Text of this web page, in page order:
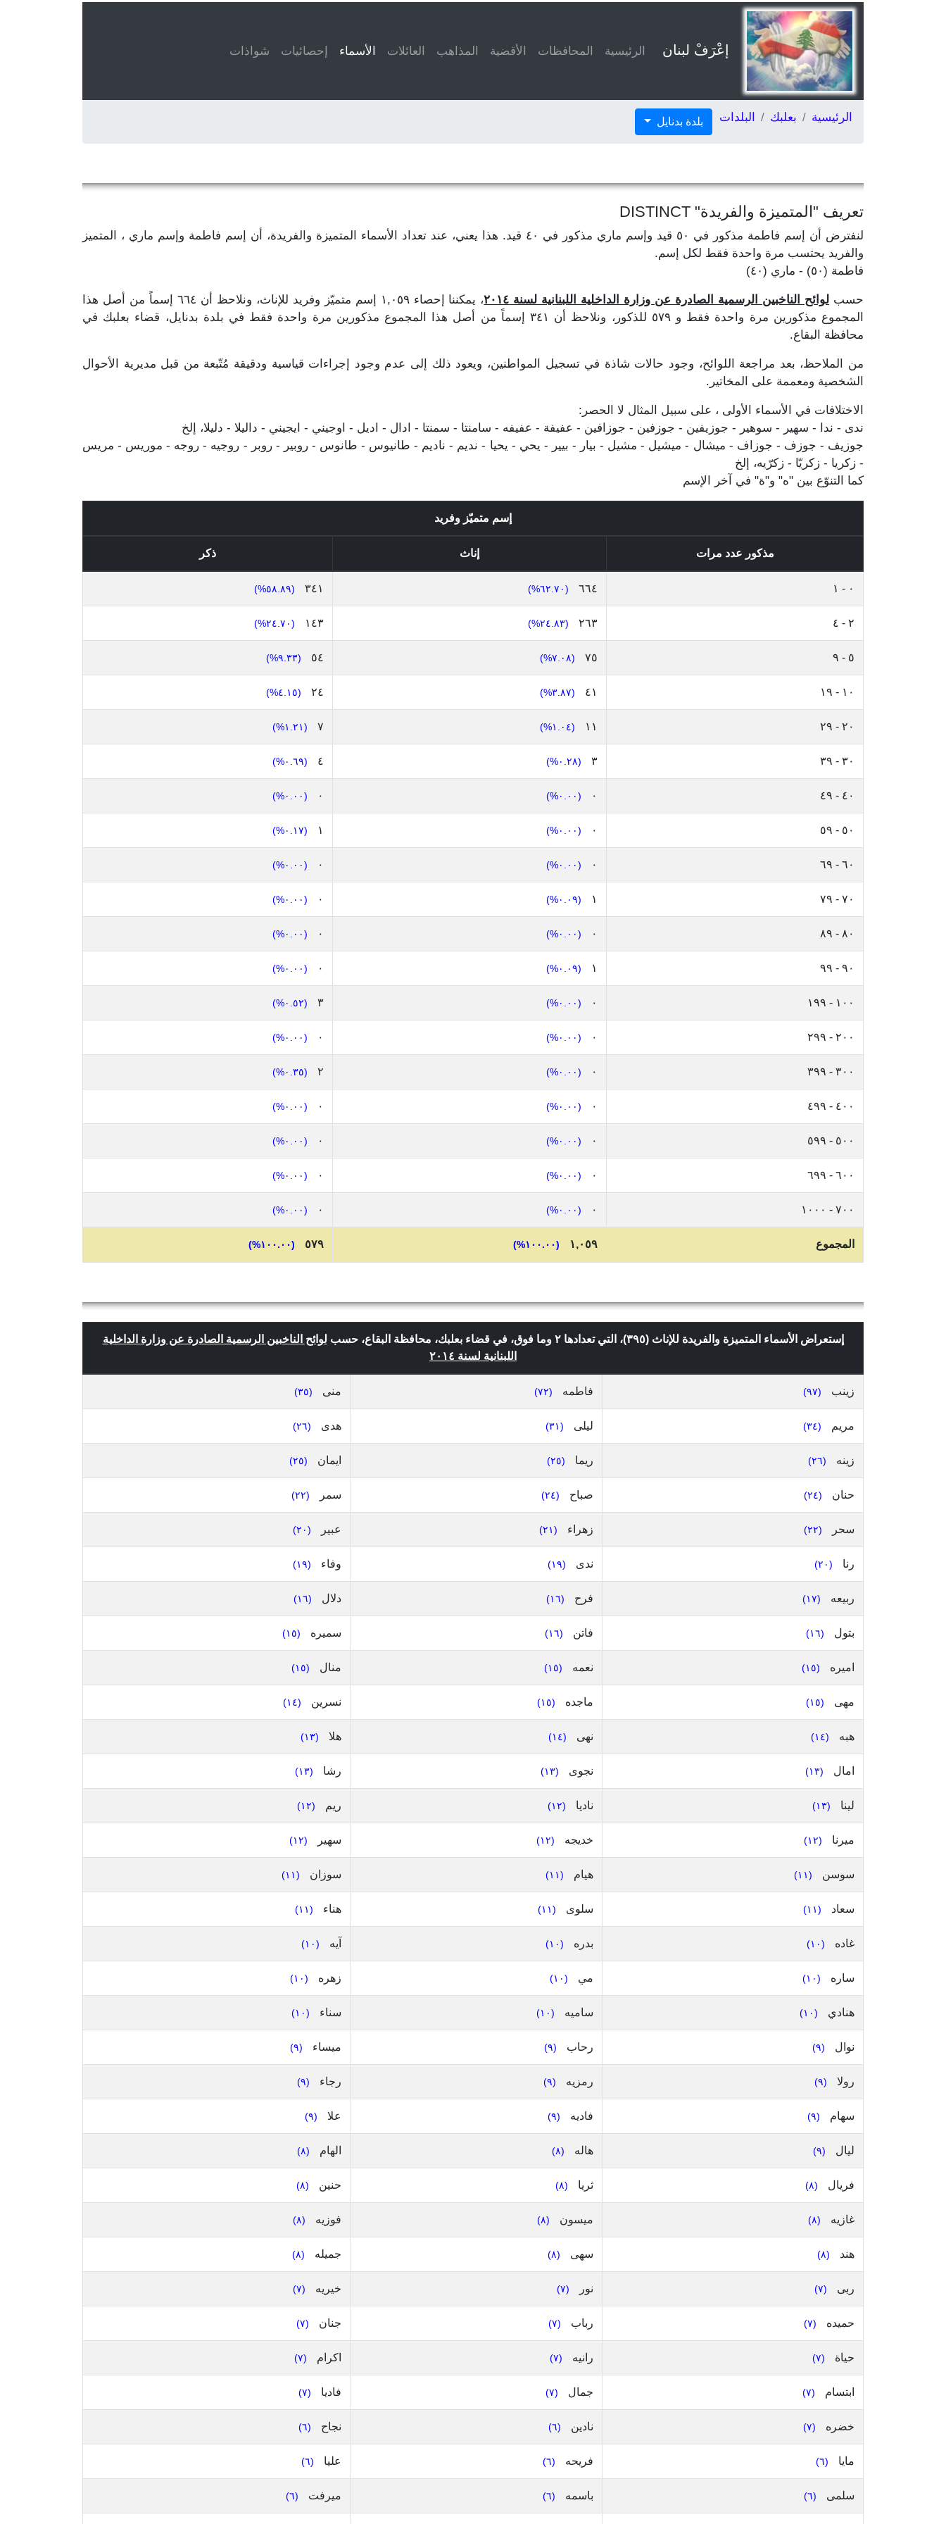
إعْرَفْ لبنان الرئيسية المحافظات الأقضية المذاهب العائلات الأسماء إحصائيات شواذات
الرئيسية بعلبك البلدات بلدة بدنايل
تعريف "المتميزة والفريدة" DISTINCT
لنفترض أن إسم فاطمة مذكور في ٥٠ قيد وإسم ماري مذكور في ٤٠ قيد. هذا يعني، عند تعداد الأسماء المتميزة والفريدة، أن إسم فاطمة وإسم ماري ، المتميز
والفريد يحتسب مرة واحدة فقط لكل إسم.
فاطمة (٥٠) - ماري (٤٠)
حسب لوائح الناخبين الرسمية الصادرة عن وزارة الداخلية اللبنانية لسنة ٢٠١٤
، يمكننا إحصاء ١,٠٥٩ إسم متميّز وفريد للإناث، ونلاحظ أن ٦٦٤ إسماً من أصل هذا
المجموع مذكورين مرة واحدة فقط و ٥٧٩ للذكور، ونلاحظ أن ٣٤١ إسماً من أصل هذا المجموع مذكورين مرة واحدة فقط في بلدة بدنايل، قضاء بعلبك في
محافظة البقاع.
من الملاحظ، بعد مراجعة اللوائح، وجود حالات شاذة في تسجيل المواطنين، ويعود ذلك إلى عدم وجود إجراءات قياسية ودقيقة مُتّبعة من قبل مديرية الأحوال
الشخصية ومعممة على المخاتير.
الاختلافات في الأسماء الأولى ، على سبيل المثال لا الحصر:
ندى - ندا - سهير - سوهير - جوزيفين - جوزفين - جوزافين - عفيفة - عفيفه - سامنتا - سمنتا - ادال - اديل - اوجيني - ايجيني - داليلا - دليلا، إلخ
جوزيف - جوزف - جوزاف - ميشال - ميشيل - مشيل - بيار - بيير - يحي - يحيا - نديم - ناديم - طانيوس - طانوس - روبير - روبر - روجيه - روجه - موريس - مريس
- زكريا - زكريّا - زكرّيه، إلخ
كما التنوّع بين "ه" و"ة" في آخر الإسم
إسم متميّز وفريد
مذكور عدد مرات إناث ذكر
٠ - ١ ٦٦٤ (٦٢.٧٠%) ٣٤١ (٥٨.٨٩%)
٢ - ٤ ٢٦٣ (٢٤.٨٣%) ١٤٣ (٢٤.٧٠%)
٥ - ٩ ٧٥ (٧.٠٨%) ٥٤ (٩.٣٣%)
١٠ - ١٩ ٤١ (٣.٨٧%) ٢٤ (٤.١٥%)
٢٠ - ٢٩ ١١ (١.٠٤%) ٧ (١.٢١%)
٣٠ - ٣٩ ٣ (٠.٢٨%) ٤ (٠.٦٩%)
٤٠ - ٤٩ ٠ (٠.٠٠%) ٠ (٠.٠٠%)
٥٠ - ٥٩ ٠ (٠.٠٠%) ١ (٠.١٧%)
٦٠ - ٦٩ ٠ (٠.٠٠%) ٠ (٠.٠٠%)
٧٠ - ٧٩ ١ (٠.٠٩%) ٠ (٠.٠٠%)
٨٠ - ٨٩ ٠ (٠.٠٠%) ٠ (٠.٠٠%)
٩٠ - ٩٩ ١ (٠.٠٩%) ٠ (٠.٠٠%)
١٠٠ - ١٩٩ ٠ (٠.٠٠%) ٣ (٠.٥٢%)
٢٠٠ - ٢٩٩ ٠ (٠.٠٠%) ٠ (٠.٠٠%)
٣٠٠ - ٣٩٩ ٠ (٠.٠٠%) ٢ (٠.٣٥%)
٤٠٠ - ٤٩٩ ٠ (٠.٠٠%) ٠ (٠.٠٠%)
٥٠٠ - ٥٩٩ ٠ (٠.٠٠%) ٠ (٠.٠٠%)
٦٠٠ - ٦٩٩ ٠ (٠.٠٠%) ٠ (٠.٠٠%)
٧٠٠ - ١٠٠٠ ٠ (٠.٠٠%) ٠ (٠.٠٠%)
المجموع ١,٠٥٩ (١٠٠.٠٠%) ٥٧٩ (١٠٠.٠٠%)
إستعراض الأسماء المتميزة والفريدة للإناث (٣٩٥)، التي تعدادها ٢ وما فوق، في قضاء بعلبك، محافظة البقاع، حسب
لوائح الناخبين الرسمية الصادرة عن وزارة الداخلية
اللبنانية لسنة ٢٠١٤
زينب (٩٧) فاطمه (٧٢) منى (٣٥)
مريم (٣٤) ليلى (٣١) هدى (٢٦)
زينه (٢٦) ريما (٢٥) ايمان (٢٥)
حنان (٢٤) صباح (٢٤) سمر (٢٢)
سحر (٢٢) زهراء (٢١) عبير (٢٠)
رنا (٢٠) ندى (١٩) وفاء (١٩)
ربيعه (١٧) فرح (١٦) دلال (١٦)
بتول (١٦) فاتن (١٦) سميره (١٥)
اميره (١٥) نعمه (١٥) منال (١٥)
مهى (١٥) ماجده (١٥) نسرين (١٤)
هبه (١٤) نهى (١٤) هلا (١٣)
امال (١٣) نجوى (١٣) رشا (١٣)
لينا (١٣) ناديا (١٢) ريم (١٢)
ميرنا (١٢) خديجه (١٢) سهير (١٢)
سوسن (١١) هيام (١١) سوزان (١١)
سعاد (١١) سلوى (١١) هناء (١١)
غاده (١٠) بدره (١٠) آيه (١٠)
ساره (١٠) مي (١٠) زهره (١٠)
هنادي (١٠) ساميه (١٠) سناء (١٠)
نوال (٩) رحاب (٩) ميساء (٩)
رولا (٩) رمزيه (٩) رجاء (٩)
سهام (٩) فاديه (٩) علا (٩)
ليال (٩) هاله (٨) الهام (٨)
فريال (٨) ثريا (٨) حنين (٨)
غازيه (٨) ميسون (٨) فوزيه (٨)
هند (٨) سهى (٨) جميله (٨)
ربى (٧) نور (٧) خيريه (٧)
حميده (٧) رباب (٧) جنان (٧)
حياة (٧) رانيه (٧) اكرام (٧)
ابتسام (٧) جمال (٧) فاديا (٧)
خضره (٧) نادين (٦) نجاح (٦)
مايا (٦) فريحه (٦) عليا (٦)
سلمى (٦) باسمه (٦) ميرفت (٦)